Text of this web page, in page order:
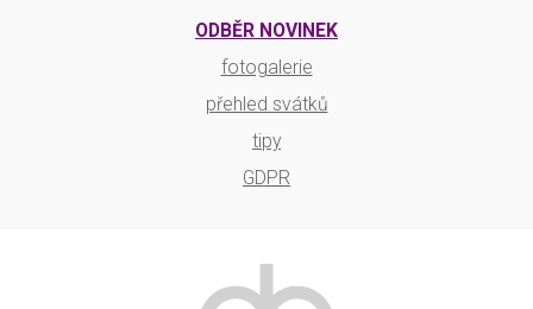
ODBĚR NOVINEK
fotogalerie
přehled svátků
tipy
GDPR